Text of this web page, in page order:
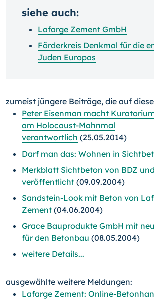
siehe auch:
Lafarge Zement GmbH
Förderkreis Denkmal für die
Juden Europas
zumeist jüngere Beiträge, die auf
Peter Eisenman macht
am Holocaust-Mahnmal
verantwortlich (25.05.2014)
Darf man das: Wohnen in
Merkblatt Sichtbeton von BDZ
veröffentlicht (09.09.2004)
Sandstein-Look mit Beton von
Zement (04.06.2004)
Grace Bauprodukte GmbH mit
für den Betonbau (08.05.2004)
weitere Details...
ausgewählte weitere Meldungen:
Lafarge Zement: Online-